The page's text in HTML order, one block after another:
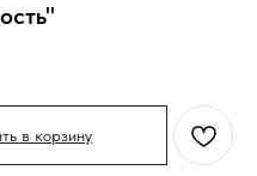
в корзину